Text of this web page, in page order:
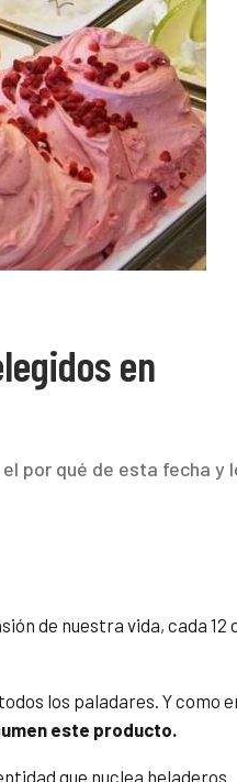
en
por qué de esta fecha y
de nuestra vida, cada 12
los paladares. Y como
este producto.
que nuclea heladeros